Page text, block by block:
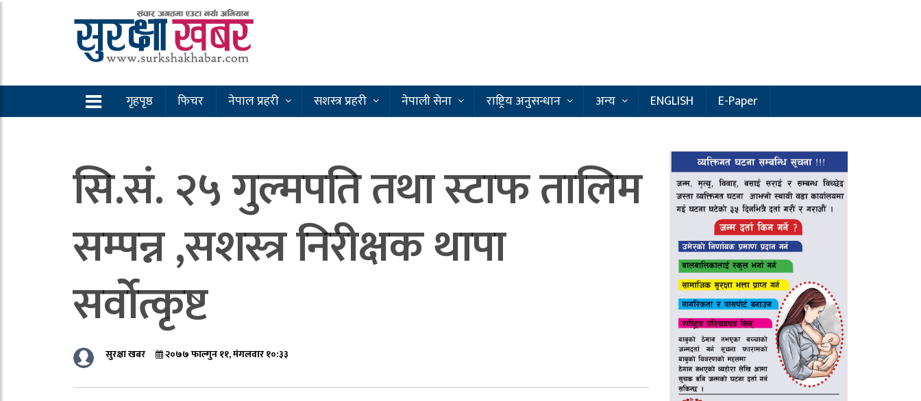
गृहपृष्ठ फिचर नेपाल प्रहरी सशस्त्र प्रहरी नेपाली सेना राष्ट्रिय अनुसन्धान अन्य ENGLISH E-Paper
सि.सं. २५ गुल्मपति तथा स्टाफ तालिम
सम्पन्न ,सशस्त्र निरीक्षक थापा
सर्वोत्कृष्ट
सुरक्षा खबर २०७७ फाल्गुन ११, मंगलवार १०:३३